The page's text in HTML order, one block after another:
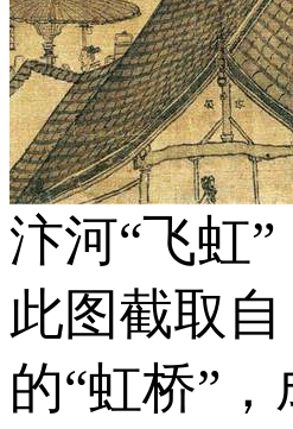
汴河“飞虹”
此图截取
的“虹桥”